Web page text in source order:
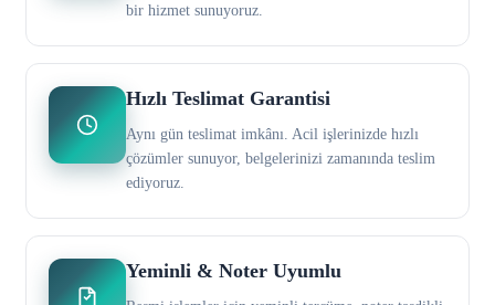
bir hizmet sunuyoruz.
Hızlı Teslimat Garantisi
Aynı gün teslimat imkânı. Acil işlerinizde hızlı
çözümler sunuyor, belgelerinizi zamanında teslim
ediyoruz.
Yeminli & Noter Uyumlu